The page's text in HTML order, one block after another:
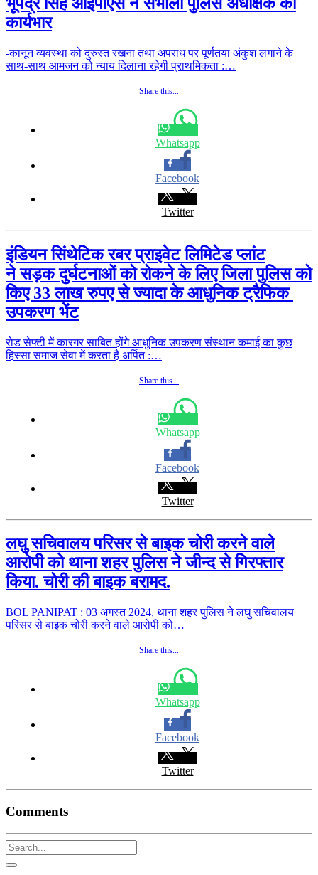
कार्यभार
-कानून व्यवस्था को दुरुस्त रखना तथा अपराध पर पूर्णतया अंकुश लगाने के
साथ-साथ आमजन को न्याय दिलाना रहेगी प्राथमिकता :…
Share this...
Whatsapp
Facebook
Twitter
इंडियन सिंथेटिक रबर प्राइवेट लिमिटेड प्लांट
ने सड़क दुर्घटनाओं को रोकने के लिए जिला पुलिस को
किए 33 लाख रुपए से ज्यादा के आधुनिक ट्रैफिक
उपकरण भेंट
रोड सेफ्टी में कारगर साबित होंगे आधुनिक उपकरण संस्थान कमाई का कुछ
हिस्सा समाज सेवा में करता है अर्पित :…
Share this...
Whatsapp
Facebook
Twitter
लघु सचिवालय परिसर से बाइक चोरी करने वाले
आरोपी को थाना शहर पुलिस ने जीन्द से गिरफ्तार
किया. चोरी की बाइक बरामद.
BOL PANIPAT : 03 अगस्त 2024, थाना शहर पुलिस ने लघु सचिवालय
परिसर से बाइक चोरी करने वाले आरोपी को…
Share this...
Whatsapp
Facebook
Twitter
Comments